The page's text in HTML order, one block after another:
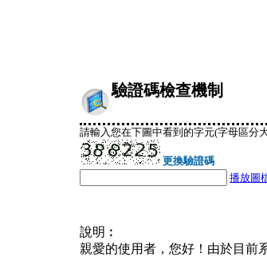
驗證碼檢查機制
請輸入您在下圖中看到的字元(字母區分
更換驗證碼
播放圖
說明︰
親愛的使用者，您好！由於目前